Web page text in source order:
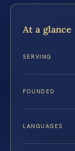
At a glance
SERVING
FOUNDED
LANGUAGES